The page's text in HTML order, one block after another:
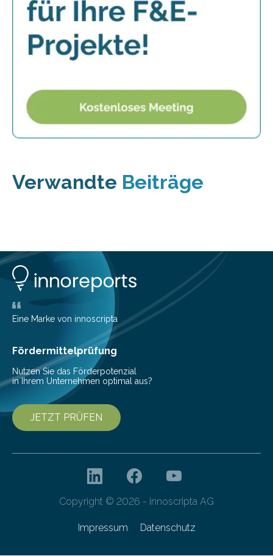
Verwandte Beiträge
Eine Marke von innoscripta
Fördermittelprüfung
Nutzen Sie das Förderpotenzial
in Ihrem Unternehmen optimal aus?
JETZT PRÜFEN
Copyright © 2026 - innoscripta AG
Impressum Datenschutz